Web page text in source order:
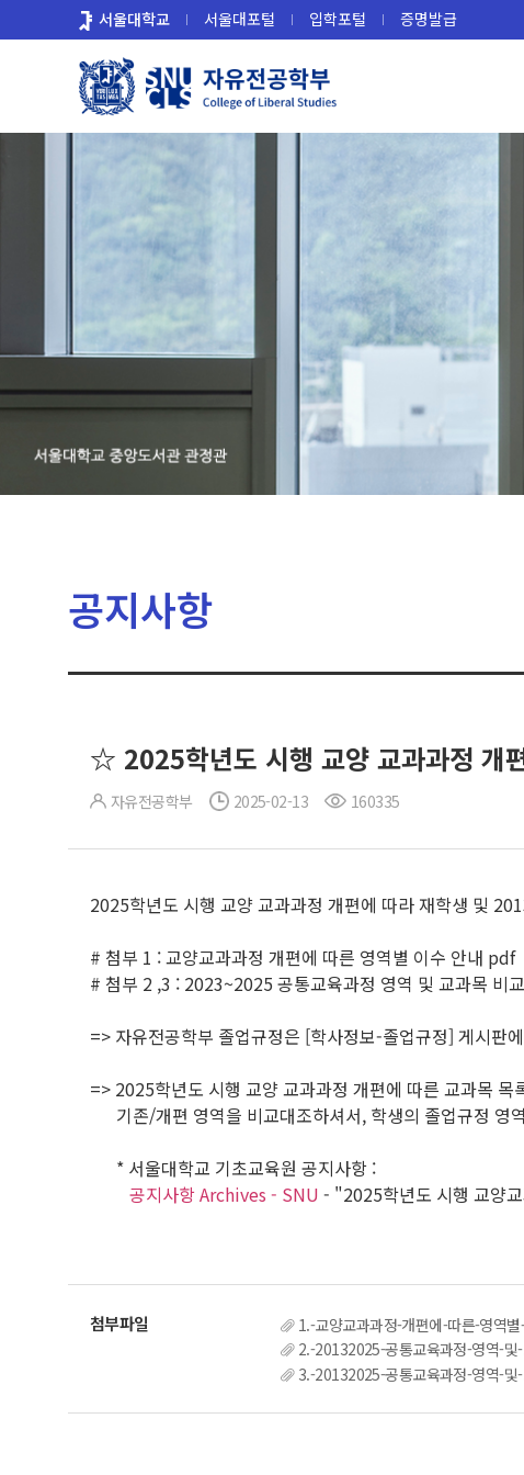
로
서울대학교 서울대포털 입학포털 증명발급
공지사항
☆ 2025학년도 시행 교양 교과과정 개
자유전공학부 2025-02-13 160335
2025학년도 시행 교양 교과과정 개편에 따라 재학생 및
# 첨부 1 : 교양교과과정 개편에 따른 영역별 이수 안내 pdf
# 첨부 2 ,3 : 2023~2025 공통교육과정 영역 및 교과목 비
=> 자유전공학부 졸업규정은 [학사정보-졸업규정] 게시판
=> 2025학년도 시행 교양 교과과정 개편에 따른 교과목
기존/개편 영역을 비교대조하셔서, 학생의 졸업규정 영
* 서울대학교 기초교육원 공지사항 :
공지사항 Archives - SNU - "2025학년도 시행 교양
1.-교양교과과정-개편에-따른-영역
2.-20132025-공통교육과정-영역-
3.-20132025-공통교육과정-영역-